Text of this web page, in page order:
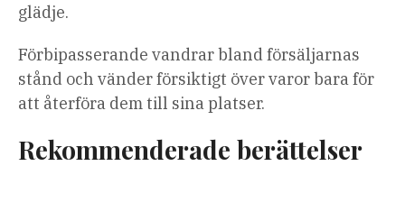
glädje.
Förbipasserande vandrar bland försäljarnas
stånd och vänder försiktigt över varor bara för
att återföra dem till sina platser.
Rekommenderade berättelser